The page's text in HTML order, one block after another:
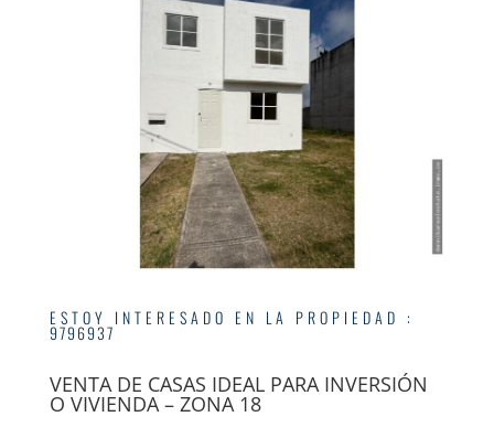
ESTOY INTERESADO EN LA PROPIEDAD :
9796937
VENTA DE CASAS IDEAL PARA INVERSIÓN
O VIVIENDA – ZONA 18